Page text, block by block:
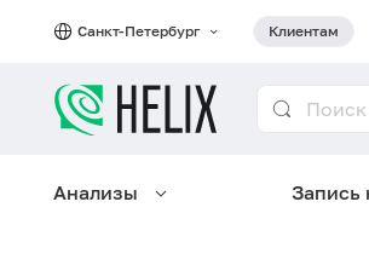
Санкт-Петербург Клиентам
Анализы Запись